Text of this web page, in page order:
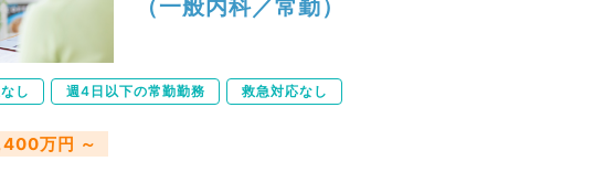
（一般内科／常勤）
し 週4日以下の常勤勤務 救急対応なし
万円 ～